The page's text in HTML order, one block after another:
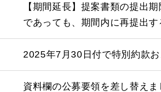
【期間延長】提案書類の提出
であっても、期間内に再提出す
2025年7月30日付で特別約款
資料欄の公募要領を差し替え